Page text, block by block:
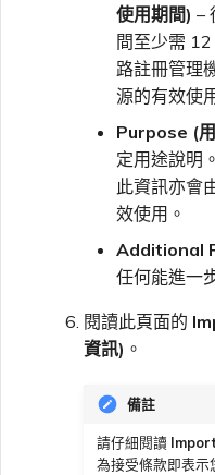
使用期間) –
間至少需
路註冊管理
源的有效使
Purpose (
定用途說明。
此資訊亦會
效使用。
Additional
任何能進一
閱讀此頁面的
資訊) 。
備註
請仔細閱讀
為接受條款即表示